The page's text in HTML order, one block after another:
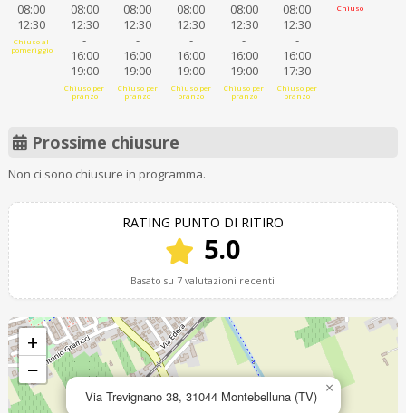
08:00
12:30
Chiuso al
pomeriggio
08:00
12:30
-
16:00
19:00
Chiuso per
pranzo
08:00
12:30
-
16:00
19:00
Chiuso per
pranzo
08:00
12:30
-
16:00
19:00
Chiuso per
pranzo
08:00
12:30
-
16:00
19:00
Chiuso per
pranzo
08:00
12:30
-
16:00
17:30
Chiuso per
pranzo
Chiuso
Prossime chiusure
Non ci sono chiusure in programma.
RATING PUNTO DI RITIRO
5.0
Basato su 7 valutazioni recenti
Via Trevignano 38, 31044 Montebelluna (TV) ×
+
−